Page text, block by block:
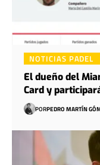
NOTICIAS PADEL
El dueño del
Card y
PORPEDRO MARTÍN